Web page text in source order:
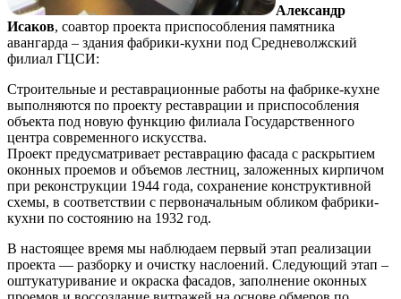
Александр
Исаков, соавтор проекта приспособления памятника
авангарда – здания фабрики-кухни под Средневолжский
филиал ГЦСИ:
Cтроительные и реставрационные работы на фабрике-кухне
выполняются по проекту реставрации и приспособления
объекта под новую функцию филиала Государственного
центра современного искусства.
Проект предусматривает реставрацию фасада с раскрытием
оконных проемов и объемов лестниц, заложенных кирпичом
при реконструкции 1944 года, сохранение конструктивной
схемы, в соответствии с первоначальным обликом фабрики-
кухни по состоянию на 1932 год.
В настоящее время мы наблюдаем первый этап реализации
проекта — разборку и очистку наслоений. Следующий этап –
оштукатуривание и окраска фасадов, заполнение оконных